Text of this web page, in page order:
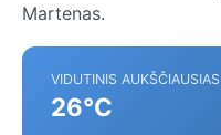
Martenas.
VIDUTINIS AUKŠČIAUSIAS
26°C